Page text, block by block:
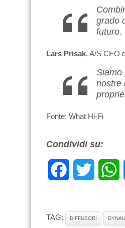
grado
futuro.
Lars Prisak, A/S CEO
Siamo
nostre
Fonte: What Hi-Fi
Condividi su:
FacebookTwitter
TAG: DIFFUSORI